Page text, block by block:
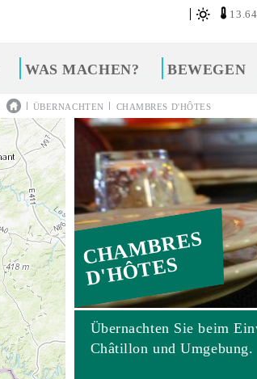
WAS MACHEN? BEWEGEN
| ÜBERNACHTEN | CHAMBRES D'HÔTES
CHAMBRES
D'HÔTES
Übernachten Sie beim
Châtillon und Umgebung.